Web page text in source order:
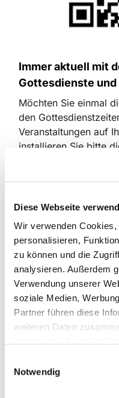
Diese Webseite
Wir verwenden
personalisieren,
zu können und die
analysieren. Außerdem
Verwendung unserer
soziale Medien,
Partner führen diese
weiteren Daten
Notwendig
Immer aktuell mit
Gottesdienste
Möchten Sie einmal
den
Veranstaltungen auf
installieren Sie bitte
unserer
den QR-Code mit
oder Problemen dazu
41620
Dies